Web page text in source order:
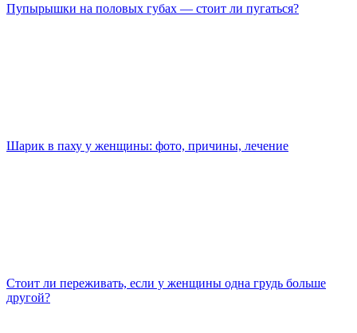
Пупырышки на половых губах — стоит ли пугаться?
Шарик в паху у женщины: фото, причины, лечение
Стоит ли переживать, если у женщины одна грудь больше
другой?